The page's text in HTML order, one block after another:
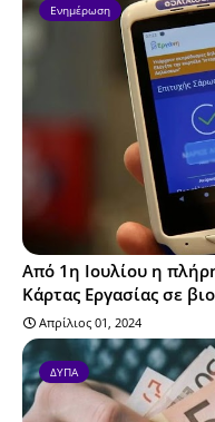
Ενημέρωση
Από 1η Ιουλίου η
Κάρτας Εργασίας σε
Απρίλιος 01, 2024
ΔΥΠΑ